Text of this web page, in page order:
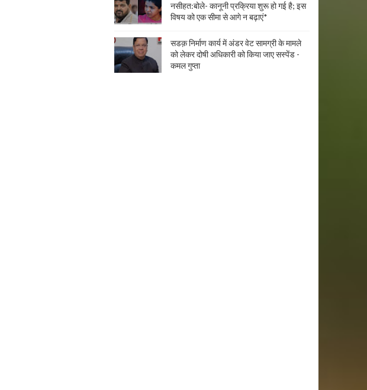
नसीहत:बोले- कानूनी प्रक्रिया शुरू हो गई है; इस
विषय को एक सीमा से आगे न बढ़ाएं*
सडक़ निर्माण कार्य में अंडर वेट सामग्री के मामले
को लेकर दोषी अधिकारी को किया जाए सस्पेंड -
कमल गुप्ता